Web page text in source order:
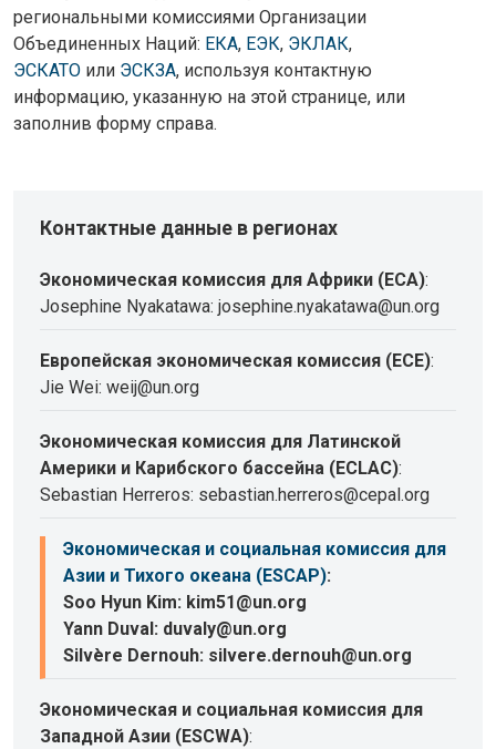
региональными комиссиями Организации
Объединенных Наций: ЕКА, ЕЭК, ЭКЛАК,
ЭСКАТО или ЭСКЗА, используя контактную
информацию, указанную на этой странице, или
заполнив форму справа.
Контактные данные в регионах
Экономическая комиссия для Африки (ECA):
Josephine Nyakatawa: josephine.nyakatawa@un.org
Европейская экономическая комиссия (ECE):
Jie Wei: weij@un.org
Экономическая комиссия для Латинской
Америки и Карибского бассейна (ECLAC):
Sebastian Herreros: sebastian.herreros@cepal.org
Экономическая и социальная комиссия для
Азии и Тихого океана (ESCAP):
Soo Hyun Kim: kim51@un.org
Yann Duval: duvaly@un.org
Silvère Dernouh: silvere.dernouh@un.org
Экономическая и социальная комиссия для
Западной Азии (ESCWA):